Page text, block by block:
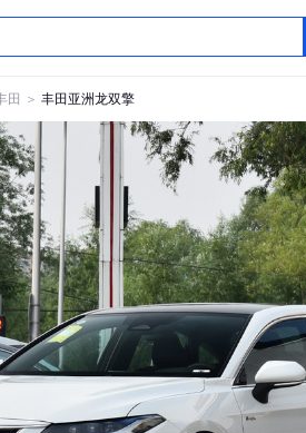
田 ＞ 丰田亚洲龙双擎